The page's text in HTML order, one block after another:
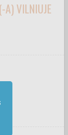
A) VILNIUJE